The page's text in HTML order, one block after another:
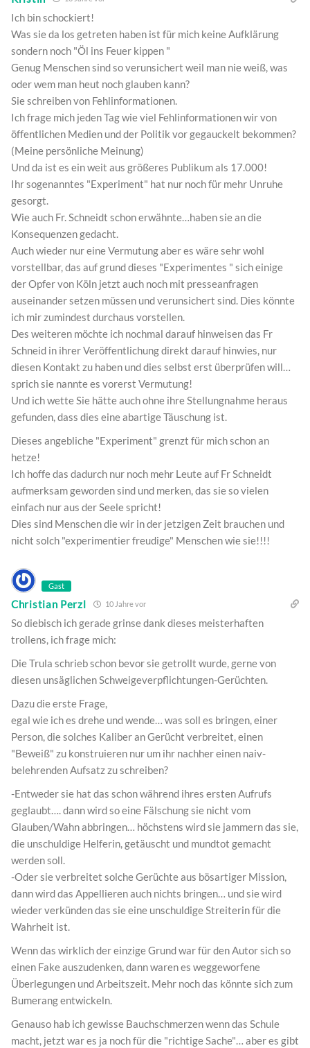
Ich bin schockiert!
Was sie da los getreten haben ist für mich keine Aufklärung
sondern noch "Öl ins Feuer kippen "
Genug Menschen sind so verunsichert weil man nie weiß, was
oder wem man heut noch glauben kann?
Sie schreiben von Fehlinformationen.
Ich frage mich jeden Tag wie viel Fehlinformationen wir von
öffentlichen Medien und der Politik vor gegauckelt bekommen?
(Meine persönliche Meinung)
Und da ist es ein weit aus größeres Publikum als 17.000!
Ihr sogenanntes "Experiment" hat nur noch für mehr Unruhe
gesorgt.
Wie auch Fr. Schneidt schon erwähnte…haben sie an die
Konsequenzen gedacht.
Auch wieder nur eine Vermutung aber es wäre sehr wohl
vorstellbar, das auf grund dieses "Experimentes " sich einige
der Opfer von Köln jetzt auch noch mit presseanfragen
auseinander setzen müssen und verunsichert sind. Dies könnte
ich mir zumindest durchaus vorstellen.
Des weiteren möchte ich nochmal darauf hinweisen das Fr
Schneid in ihrer Veröffentlichung direkt darauf hinwies, nur
diesen Kontakt zu haben und dies selbst erst überprüfen will…
sprich sie nannte es vorerst Vermutung!
Und ich wette Sie hätte auch ohne ihre Stellungnahme heraus
gefunden, dass dies eine abartige Täuschung ist.
Dieses angebliche "Experiment" grenzt für mich schon an
hetze!
Ich hoffe das dadurch nur noch mehr Leute auf Fr Schneidt
aufmerksam geworden sind und merken, das sie so vielen
einfach nur aus der Seele spricht!
Dies sind Menschen die wir in der jetzigen Zeit brauchen und
nicht solch "experimentier freudige" Menschen wie sie!!!!
Gast
Christian Perzl 10 Jahre vor
So diebisch ich gerade grinse dank dieses meisterhaften
trollens, ich frage mich:
Die Trula schrieb schon bevor sie getrollt wurde, gerne von
diesen unsäglichen Schweigeverpflichtungen-Gerüchten.
Dazu die erste Frage,
egal wie ich es drehe und wende… was soll es bringen, einer
Person, die solches Kaliber an Gerücht verbreitet, einen
"Beweiß" zu konstruieren nur um ihr nachher einen naiv-
belehrenden Aufsatz zu schreiben?
-Entweder sie hat das schon während ihres ersten Aufrufs
geglaubt…. dann wird so eine Fälschung sie nicht vom
Glauben/Wahn abbringen… höchstens wird sie jammern das sie,
die unschuldige Helferin, getäuscht und mundtot gemacht
werden soll.
-Oder sie verbreitet solche Gerüchte aus bösartiger Mission,
dann wird das Appellieren auch nichts bringen… und sie wird
wieder verkünden das sie eine unschuldige Streiterin für die
Wahrheit ist.
Wenn das wirklich der einzige Grund war für den Autor sich so
einen Fake auszudenken, dann waren es weggeworfene
Überlegungen und Arbeitszeit. Mehr noch das könnte sich zum
Bumerang entwickeln.
Genauso hab ich gewisse Bauchschmerzen wenn das Schule
macht, jetzt war es ja noch für die "richtige Sache"… aber es gibt